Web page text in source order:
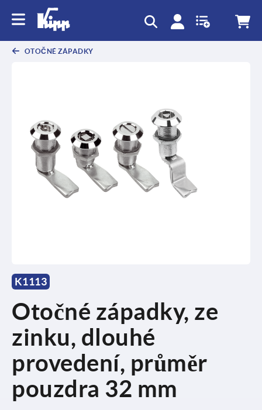
OTOČNÉ ZÁPADKY
K1113
Otočné západky, ze
zinku, dlouhé
provedení, průměr
pouzdra 32 mm